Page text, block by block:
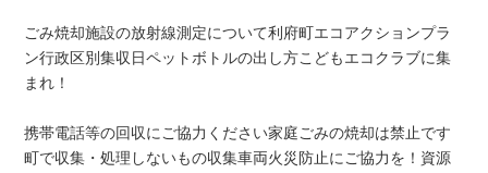
ごみ焼却施設の放射線測定について利府町エコアクションプラ
ン行政区別集収日ペットボトルの出し方こどもエコクラブに集
まれ！
携帯電話等の回収にご協力ください家庭ごみの焼却は禁止です
町で収集・処理しないもの収集車両火災防止にご協力を！資源